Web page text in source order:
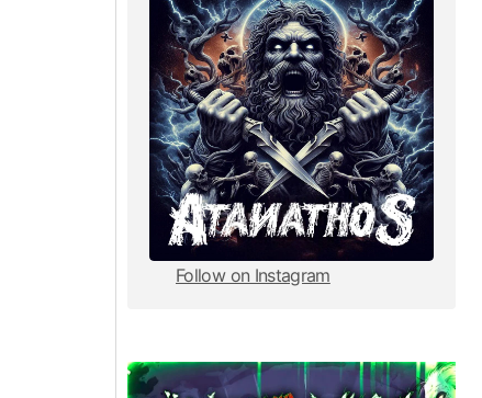
Follow on Instagram